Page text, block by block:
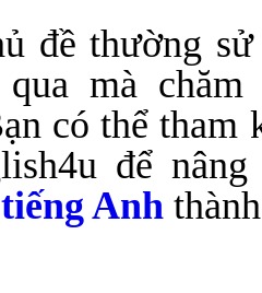
đề thường
mà
có thể tham
để
Anh